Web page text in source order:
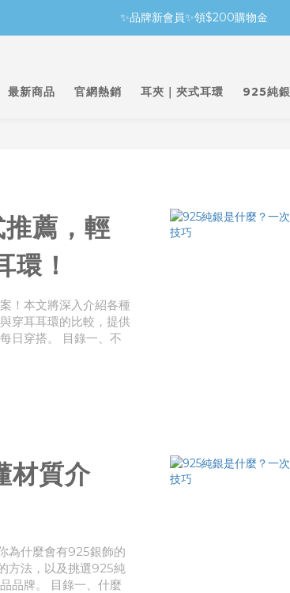
✨品牌新會員✨領$200購物金
最新商品 官網熱銷 耳夾｜夾式耳環 925純銀
薦，輕
環！
！本文將深入介紹各種
穿耳耳環的比較，提供
日穿搭。 目錄一、不
材質介
為什麼會有925銀飾的
方法，以及挑選925純
品牌。 目錄一、什麼